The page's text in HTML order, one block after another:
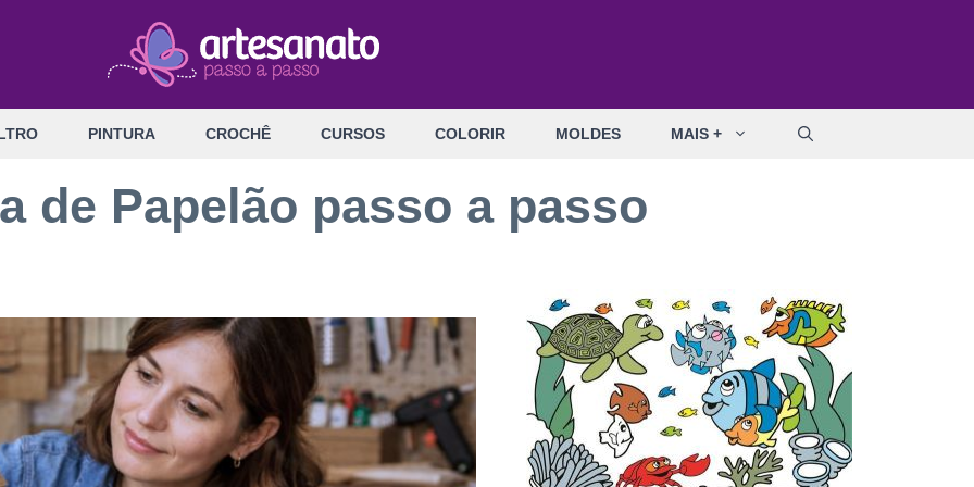
PINTURA CROCHÊ CURSOS COLORIR MOLDES MAIS +
de Papelão passo a passo